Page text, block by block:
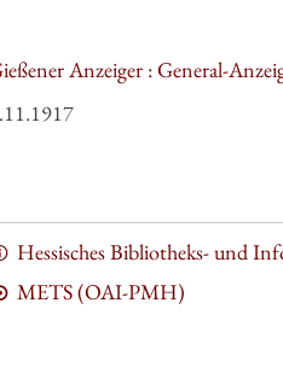
Anzeiger : General-
Hessisches Bibliotheks- und
METS (OAI-PMH)